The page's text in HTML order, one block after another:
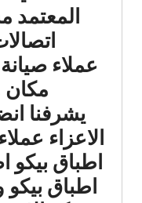
المعتمد
عملاء
يشرفنا
الاعزاء
اطباق بيكو
اطباق